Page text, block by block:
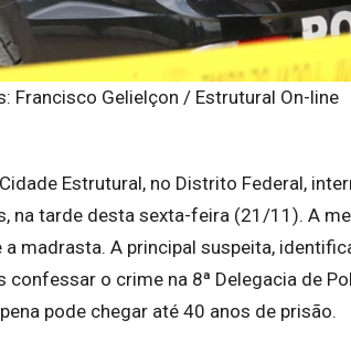
Francisco Gelielçon / Estrutural On-line
Estrutural, no Distrito Federal,
na tarde desta sexta-feira (21/11). A
madrasta. A principal suspeita,
confessar o crime na 8ª Delegacia de
pode chegar até 40 anos de prisão.